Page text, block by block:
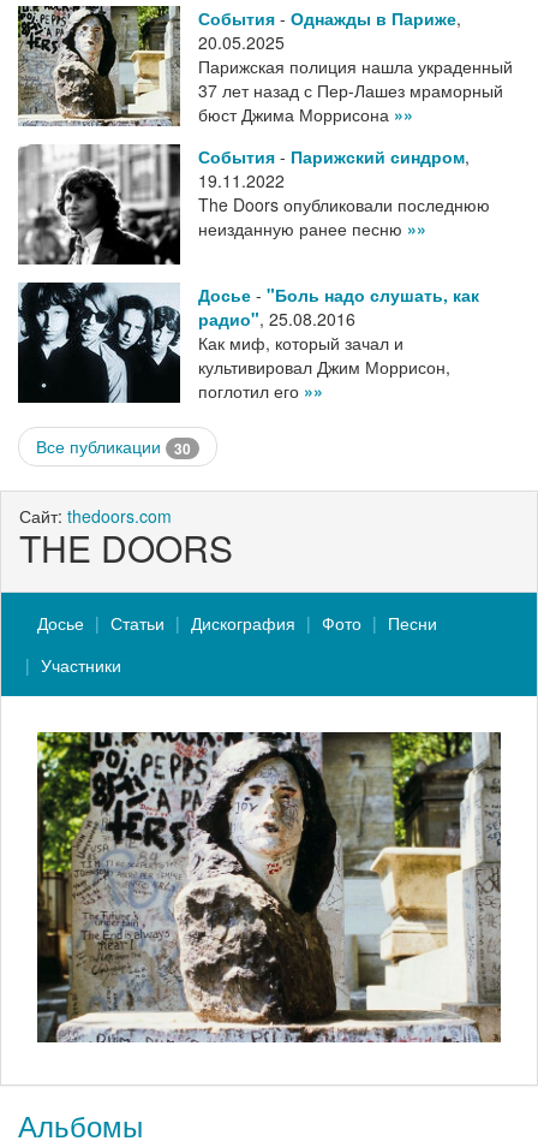
События - Однажды в Париже,
20.05.2025
Парижская полиция нашла украденный
37 лет назад с Пер-Лашез мраморный
бюст Джима Моррисона »»
События - Парижский синдром,
19.11.2022
The Doors опубликовали последнюю
неизданную ранее песню »»
Досье - "Боль надо слушать, как
радио", 25.08.2016
Как миф, который зачал и
культивировал Джим Моррисон,
поглотил его »»
Все публикации 30
Сайт: thedoors.com
THE DOORS
Досье Статьи Дискография Фото
Песни
Участники
Альбомы